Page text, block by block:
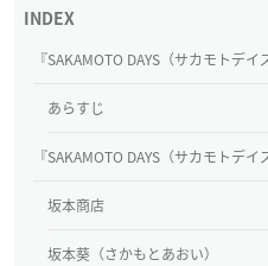
『SAKAMOTO DAYS（サカモトデイ
あらすじ
『SAKAMOTO DAYS（サカモトデ
坂本商店
坂本葵（さかもとあおい）